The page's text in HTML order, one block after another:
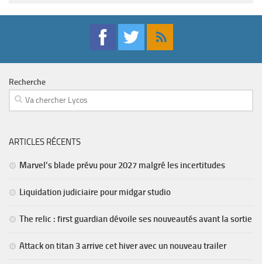
Recherche
ARTICLES RÉCENTS
Marvel’s blade prévu pour 2027 malgré les incertitudes
Liquidation judiciaire pour midgar studio
The relic : first guardian dévoile ses nouveautés avant la sortie
Attack on titan 3 arrive cet hiver avec un nouveau trailer